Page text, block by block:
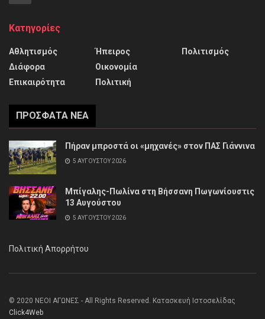
Κατηγορίες
Αθλητισμός
Διάφορα
Επικαιρότητα
Ήπειρος
Οικονομία
Πολιτική
Πολιτισμός
ΠΡΌΣΦΑΤΑ ΝΈΑ
Πήραν μπροστά οι «μηχανές» στον ΠΑΣ Γιάννινα
5 ΑΥΓΟΎΣΤΟΥ 2026
Μπίγαλης-Πωλίνα στη Βήσσανη Πωγωνίουστις
13 Αυγούστου
5 ΑΥΓΟΎΣΤΟΥ 2026
Πολιτική Απορρήτου
© 2020 ΝΕΟΙ ΑΓΩΝΕΣ - All Rights Reserved. Κατασκευή Ιστοσελίδας
Click4Web